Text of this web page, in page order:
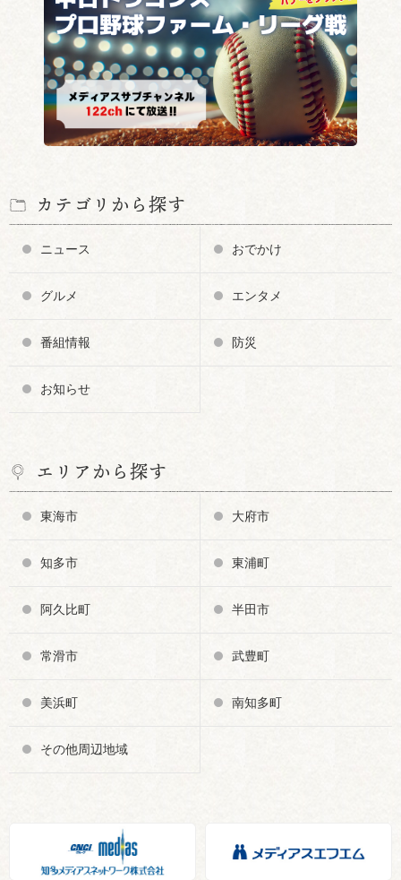
カテゴリから探す
ニュース おでかけ
グルメ エンタメ
番組情報 防災
お知らせ
エリアから探す
東海市 大府市
知多市 東浦町
阿久比町 半田市
常滑市 武豊町
美浜町 南知多町
その他周辺地域